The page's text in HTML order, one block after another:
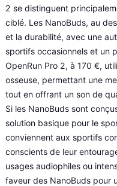
2 se distinguent
ciblé. Les NanoBuds, au
et la durabilité, avec une
sportifs occasionnels et un
OpenRun Pro 2, à 170 €,
osseuse, permettant une
tout en offrant un son de
Si les NanoBuds sont
solution basique pour le
conviennent aux sportifs
conscients de leur
usages audiophiles ou
faveur des NanoBuds pour